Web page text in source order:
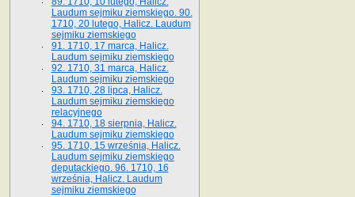
Laudum sejmiku ziemskiego. 90.
1710, 20 lutego, Halicz. Laudum
sejmiku ziemskiego
91. 1710, 17 marca, Halicz.
Laudum sejmiku ziemskiego
92. 1710, 31 marca, Halicz.
Laudum sejmiku ziemskiego
93. 1710, 28 lipca, Halicz.
Laudum sejmiku ziemskiego
relacyjnego
94. 1710, 18 sierpnia, Halicz.
Laudum sejmiku ziemskiego
95. 1710, 15 września, Halicz.
Laudum sejmiku ziemskiego
deputackiego. 96. 1710, 16
września, Halicz. Laudum
sejmiku ziemskiego